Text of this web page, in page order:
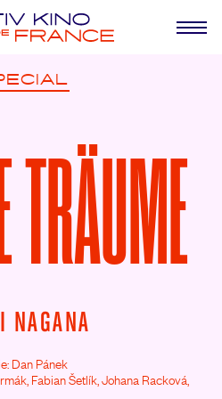
Dan Pánek
Fabian Šetlík, Johana Racková,